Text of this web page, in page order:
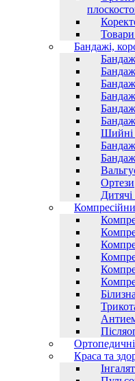
Бандажі,
Шийні
Ортези
Дитячі
Краса та